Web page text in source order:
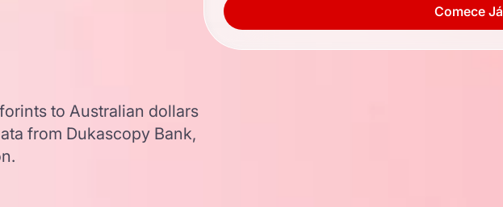
to Australian dollars
from Dukascopy Bank,
Comece Já